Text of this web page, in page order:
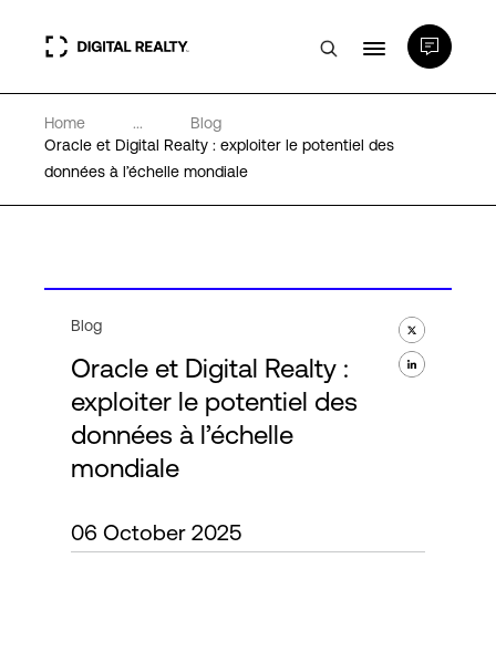
Data Centers
PlatformDIGITAL®
A propos de nous
Home ...
Blog
Oracle et Digital Realty : exploiter le potentiel des
données à l’échelle mondiale
Blog
Oracle et Digital Realty :
exploiter le potentiel des
données à l’échelle
mondiale
06 October 2025